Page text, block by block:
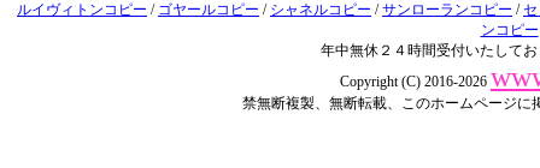
ルイヴィトンコピー / ゴヤールコピー / シャネルコピー /サンローランコピー /
ンコピー
年中無休２４時間受付いたして
Copyright (C) 2016-2026
禁無断複製、無断転載、このホームページ